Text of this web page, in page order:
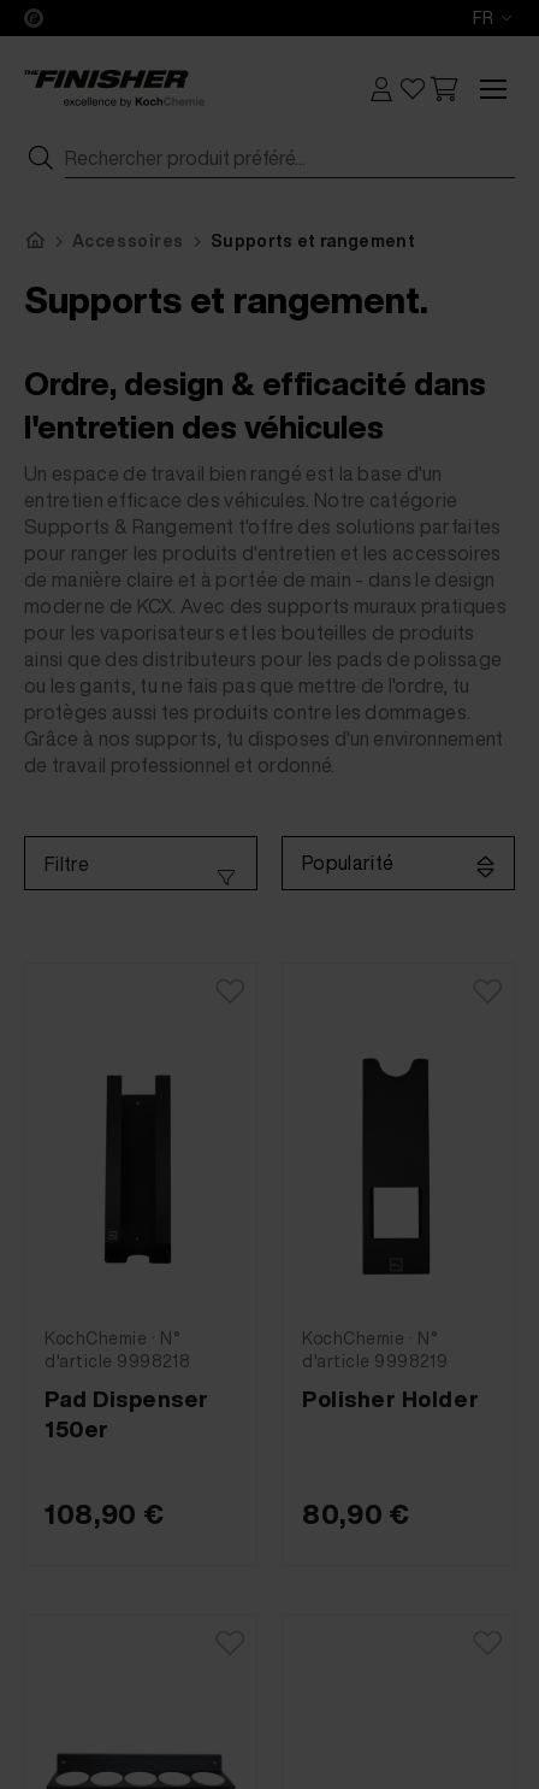
FR
Accessoires Supports et rangement
Supports et rangement.
Ordre, design & efficacité dans
l'entretien des véhicules
Un espace de travail bien rangé est la base d'un
entretien efficace des véhicules. Notre catégorie
Supports & Rangement t'offre des solutions parfaites
pour ranger les produits d'entretien et les accessoires
de manière claire et à portée de main - dans le design
moderne de KCX. Avec des supports muraux pratiques
pour les vaporisateurs et les bouteilles de produits
ainsi que des distributeurs pour les pads de polissage
ou les gants, tu ne fais pas que mettre de l'ordre, tu
protèges aussi tes produits contre les dommages.
Grâce à nos supports, tu disposes d'un environnement
de travail professionnel et ordonné.
Popularité
Filtre
KochChemie · N°
d'article 9998218
Pad Dispenser
150er
108,90 €
KochChemie · N°
d'article 9998219
Polisher Holder
80,90 €